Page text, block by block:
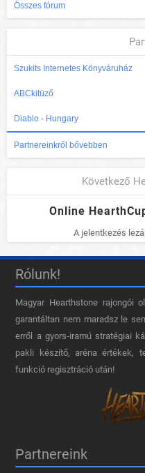
Összes fórum
Szukits Internetes Könyváruház
ABCkitüző
Diablo - Hungary
Partnereinkről bővebben
Következő
Online
A jelentkezés
Rólunk!
Magyar Hearthstone​ rajongói
garantáltan nem maradsz le
erről a gyors-iramú stratégiai
pakli készítő, aréna értékek,
funkció regisztráció után!
Partnereink